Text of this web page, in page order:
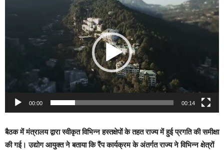
00:00 00:14
बैठक में मंत्रालय द्वारा स्वीकृत विभिन्न हस्तक्षेपों के तहत राज्य में हुई प्रगति की समीक्षा
की गई। उद्योग आयुक्त ने बताया कि रैंप कार्यक्रम के अंतर्गत राज्य ने विभिन्न क्षेत्रों